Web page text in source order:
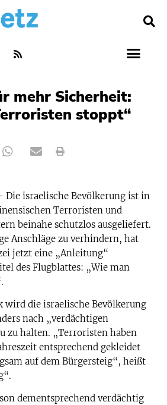
mehr Sicherheit:
stoppt“
Die israelische Bevölkerung ist in
Terroristen und
beinahe schutzlos ausgeliefert.
Anschläge zu verhindern, hat
jetzt eine „Anleitung“
des Flugblattes: „Wie man
wird die israelische Bevölkerung
nach „verdächtigen
zu halten. „Terroristen haben
entsprechend gekleidet
auf dem Bürgersteig“, heißt
dementsprechend verdächtig